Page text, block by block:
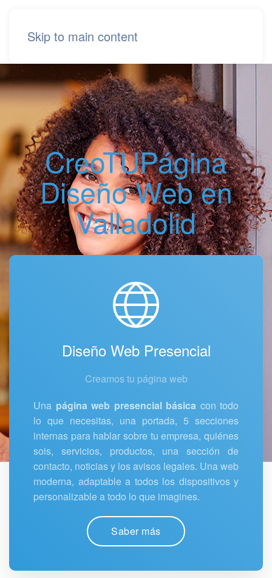
Skip to main content
CreoTUPágina
Diseño Web en
Valladolid
Diseño Web Presencial
Creamos tu página web
Una página web presencial básica con todo
lo que necesitas, una portada, 5 secciones
internas para hablar sobre tu empresa, quiénes
sois, servicios, productos, una sección de
contacto, noticias y los avisos legales. Una web
moderna, adaptable a todos los dispositivos y
personalizable a todo lo que imagines.
Saber más